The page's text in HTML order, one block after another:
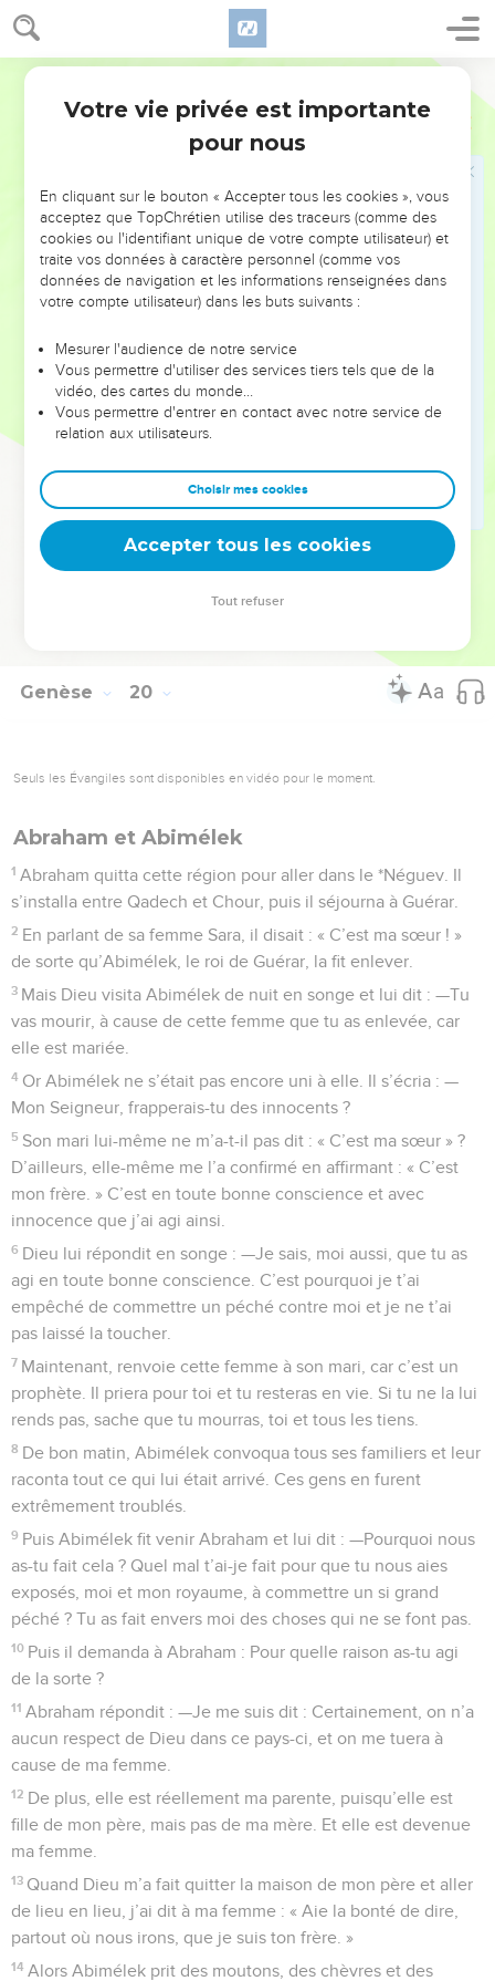
Genèse 19
32 Allons ! faisons-lui boire du vin et couchons avec lui pour
lui donner une descendance.
l’aînée vint partager la couche de son père, qui ne se rendit
compte de rien, ni quand elle se coucha, ni quand elle se
Le lendemain, l’aînée dit à la plus jeune : —Voici que la
nuit dernière j’ai couché avec mon père ; enivrons-le encore
ce soir et tu iras partager son lit. Ainsi nous lui donnerons
une descendance.
Ce soir-là, elles firent donc encore boire du vin à leur père
et la cadette alla s’étendre auprès de lui, mais il ne s’aperçut
ni quand elle se coucha ni quand elle se leva.
Les deux filles de Loth devinrent enceintes de leur père.
L’aînée eut un fils qu’elle appela Moab (Issu du père) ;
La cadette aussi eut un fils, qu’elle appela Ben-Ammi (Fils
de mon parent) ; c’est l’ancêtre des Ammonites qui existent
encore aujourd’hui.
La Bible Du Semeur Copyright © 1992, 1999 by Biblica, Inc.® Used by permission.
Genèse 20
Seuls les Évangiles sont disponibles en vidéo pour le moment.
Abraham et Abimélek
1 Abraham quitta cette région pour aller dans le *Néguev. Il
s’installa entre Qadech et Chour, puis il séjourna à Guérar.
2 En parlant de sa femme Sara, il disait : « C’est ma sœur ! »
de sorte qu’Abimélek, le roi de Guérar, la fit enlever.
3 Mais Dieu visita Abimélek de nuit en songe et lui dit : —Tu
vas mourir, à cause de cette femme que tu as enlevée, car
elle est mariée.
4 Or Abimélek ne s’était pas encore uni à elle. Il s’écria : —
Mon Seigneur, frapperais-tu des innocents ?
5 Son mari lui-même ne m’a-t-il pas dit : « C’est ma sœur » ?
D’ailleurs, elle-même me l’a confirmé en affirmant : « C’est
mon frère. » C’est en toute bonne conscience et avec
innocence que j’ai agi ainsi.
6 Dieu lui répondit en songe : —Je sais, moi aussi, que tu as
agi en toute bonne conscience. C’est pourquoi je t’ai
empêché de commettre un péché contre moi et je ne t’ai
pas laissé la toucher.
7 Maintenant, renvoie cette femme à son mari, car c’est un
prophète. Il priera pour toi et tu resteras en vie. Si tu ne la lui
rends pas, sache que tu mourras, toi et tous les tiens.
8 De bon matin, Abimélek convoqua tous ses familiers et leur
raconta tout ce qui lui était arrivé. Ces gens en furent
extrêmement troublés.
9 Puis Abimélek fit venir Abraham et lui dit : —Pourquoi nous
as-tu fait cela ? Quel mal t’ai-je fait pour que tu nous aies
exposés, moi et mon royaume, à commettre un si grand
péché ? Tu as fait envers moi des choses qui ne se font pas.
10 Puis il demanda à Abraham : Pour quelle raison as-tu agi
de la sorte ?
11 Abraham répondit : —Je me suis dit : Certainement, on n’a
aucun respect de Dieu dans ce pays-ci, et on me tuera à
cause de ma femme.
12 De plus, elle est réellement ma parente, puisqu’elle est
fille de mon père, mais pas de ma mère. Et elle est devenue
ma femme.
13 Quand Dieu m’a fait quitter la maison de mon père et aller
de lieu en lieu, j’ai dit à ma femme : « Aie la bonté de dire,
partout où nous irons, que je suis ton frère. »
14 Alors Abimélek prit des moutons, des chèvres et des
Votre vie privée est importante
pour nous
En cliquant sur le bouton « Accepter tous les cookies », vous
acceptez que TopChrétien utilise des traceurs (comme des
cookies ou l'identifiant unique de votre compte utilisateur) et
traite vos données à caractère personnel (comme vos
données de navigation et les informations renseignées dans
votre compte utilisateur) dans les buts suivants :
Mesurer l'audience de notre service
Vous permettre d'utiliser des services tiers tels que de la
vidéo, des cartes du monde…
Vous permettre d'entrer en contact avec notre service de
relation aux utilisateurs.
Choisir mes cookies
Accepter tous les cookies
Tout refuser